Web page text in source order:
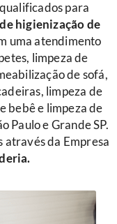
para
higienização de
uma atendimento
limpeza de
de sofá,
limpeza de
bebê e limpeza de
Paulo e Grande SP.
através da Empresa